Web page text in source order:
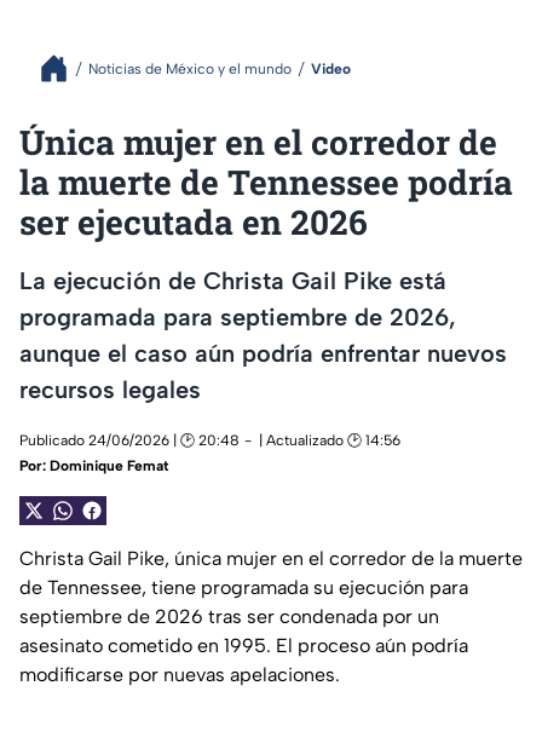
Noticias de México y el mundo Video
Única mujer en el corredor de
la muerte de Tennessee podría
ser ejecutada en 2026
La ejecución de Christa Gail Pike está
programada para septiembre de 2026,
aunque el caso aún podría enfrentar nuevos
recursos legales
Publicado 24/06/2026 | 🕑 20:48
| Actualizado 🕑 14:56
Por: Dominique Femat
Christa Gail Pike, única mujer en el corredor de la muerte
de Tennessee, tiene programada su ejecución para
septiembre de 2026 tras ser condenada por un
asesinato cometido en 1995. El proceso aún podría
modificarse por nuevas apelaciones.